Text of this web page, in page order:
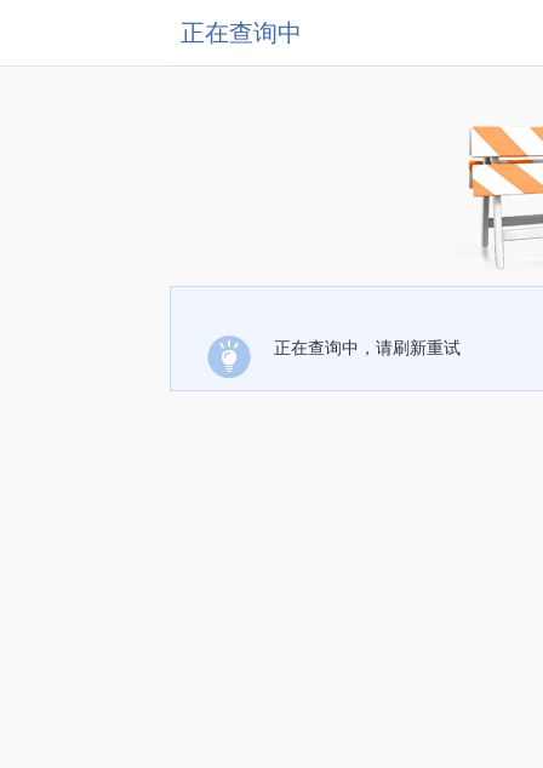
正在查询中
正在查询中，请刷新重试